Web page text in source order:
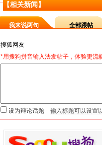
【相关新闻】
我来说两句 全部跟帖
*用搜狗拼音输入法发帖子，体验更流
设为辩论话题